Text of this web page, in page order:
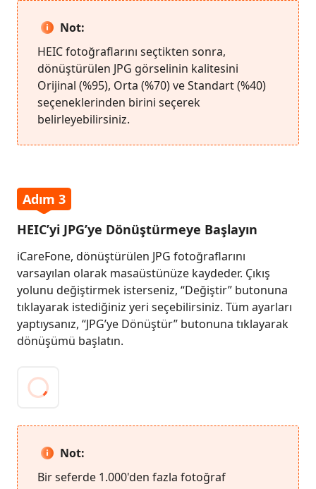
Not:
HEIC fotoğraflarını seçtikten sonra,
dönüştürülen JPG görselinin kalitesini
Orijinal (%95), Orta (%70) ve Standart (%40)
seçeneklerinden birini seçerek
belirleyebilirsiniz.
Adım 3
HEIC’yi JPG’ye Dönüştürmeye Başlayın
iCareFone, dönüştürülen JPG fotoğraflarını
varsayılan olarak masaüstünüze kaydeder. Çıkış
yolunu değiştirmek isterseniz, “Değiştir” butonuna
tıklayarak istediğiniz yeri seçebilirsiniz. Tüm ayarları
yaptıysanız, “JPG’ye Dönüştür” butonuna tıklayarak
dönüşümü başlatın.
Not:
Bir seferde 1.000'den fazla fotoğraf